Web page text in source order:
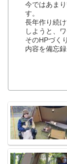
今ではあま
す。
長年作り続
しようと、
そのHPづく
内容を備忘